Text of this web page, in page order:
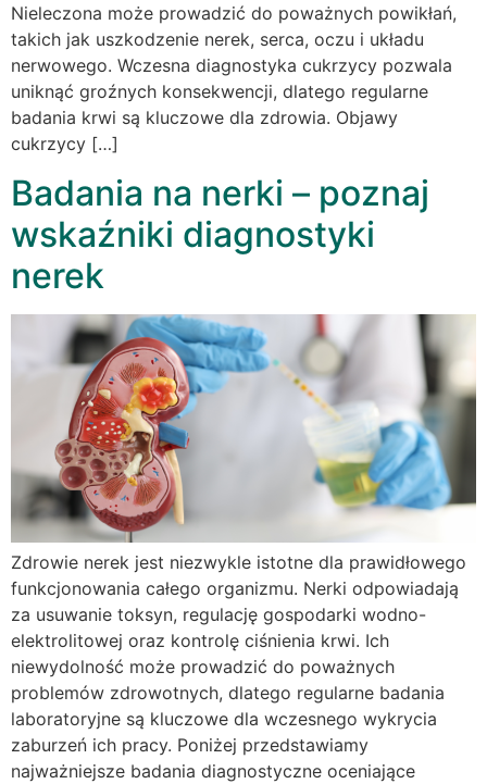
Nieleczona może prowadzić do poważnych powikłań,
takich jak uszkodzenie nerek, serca, oczu i układu
nerwowego. Wczesna diagnostyka cukrzycy pozwala
uniknąć groźnych konsekwencji, dlatego regularne
badania krwi są kluczowe dla zdrowia. Objawy
cukrzycy […]
Badania na nerki – poznaj
wskaźniki diagnostyki
nerek
Zdrowie nerek jest niezwykle istotne dla prawidłowego
funkcjonowania całego organizmu. Nerki odpowiadają
za usuwanie toksyn, regulację gospodarki wodno-
elektrolitowej oraz kontrolę ciśnienia krwi. Ich
niewydolność może prowadzić do poważnych
problemów zdrowotnych, dlatego regularne badania
laboratoryjne są kluczowe dla wczesnego wykrycia
zaburzeń ich pracy. Poniżej przedstawiamy
najważniejsze badania diagnostyczne oceniające